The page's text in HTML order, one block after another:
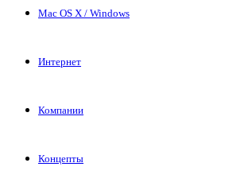
Mac OS X / Windows
Интернет
Компании
Концепты